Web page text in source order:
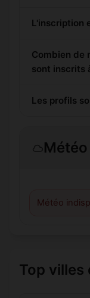
L'inscription
Combien de
sont inscrits
Les profils
Météo
Météo
Top villes